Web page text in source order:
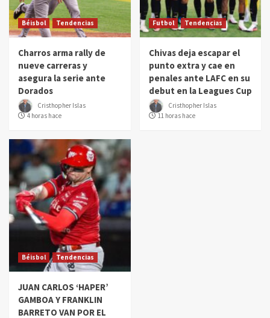
Béisbol Tendencias
Charros arma rally de
nueve carreras y
asegura la serie ante
Dorados
Cristhopher Islas
4 horas hace
Futbol Tendencias
Chivas deja escapar el
punto extra y cae en
penales ante LAFC en su
debut en la Leagues Cup
Cristhopher Islas
11 horas hace
Béisbol Tendencias
JUAN CARLOS ‘HAPER’
GAMBOA Y FRANKLIN
BARRETO VAN POR EL